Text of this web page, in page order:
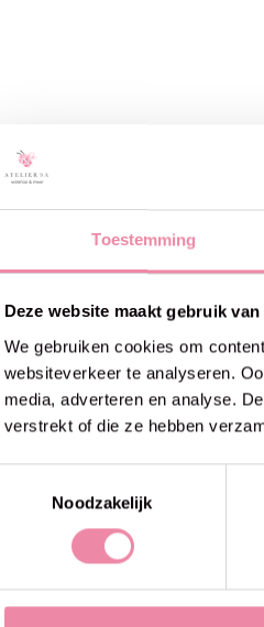
Toestemming
Deze website maakt gebruik
We gebruiken cookies om
websiteverkeer te analyseren.
media, adverteren en analyse.
verstrekt of die ze hebben
Noodzakelijk